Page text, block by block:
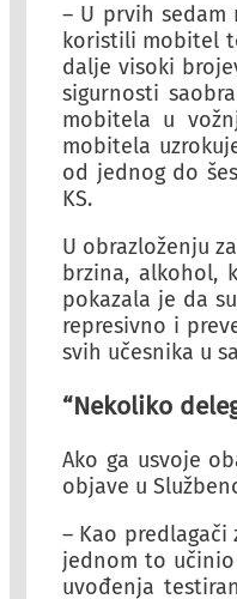
– U prvih
koristili mobitel
dalje visoki
sigurnosti
mobitela u
mobitela
od jednog do
KS.
U obrazloženju
brzina, alkohol,
pokazala je da
represivno i
svih učesnika u
“Nekoliko
Ako ga usvoje
objave u
– Kao
jednom to
uvođenja